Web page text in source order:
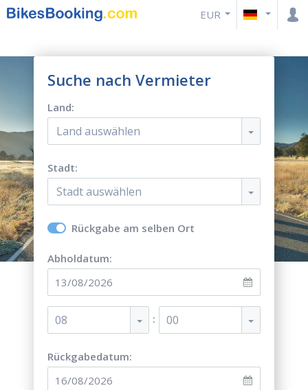
EUR
Suche nach Vermieter
Land:
Land auswählen
Stadt:
Stadt auswählen
Rückgabe am selben Ort
Abholdatum:
08 : 00
Rückgabedatum: